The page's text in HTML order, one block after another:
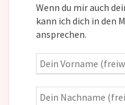
Wenn du mir auch
kann ich dich in den
ansprechen.